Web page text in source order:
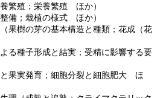
繁殖；栄養繁殖 ほか）
備；栽植の様式 ほか）
果樹の芽の基本構造と種類；花成（花
る種子形成と結実；受精に影響する要
果実発育；細胞分裂と細胞肥大 ほ